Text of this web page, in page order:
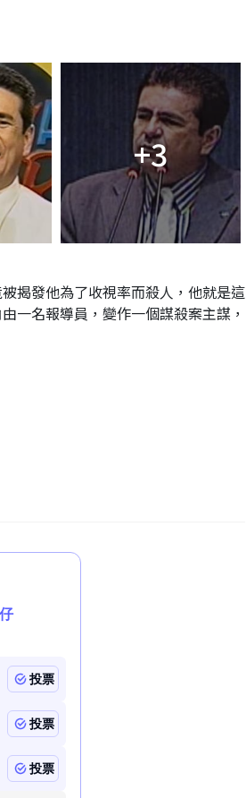
+3
揭發他為了收視率而殺人，他就是這
一名報導員，變作一個謀殺案主謀，